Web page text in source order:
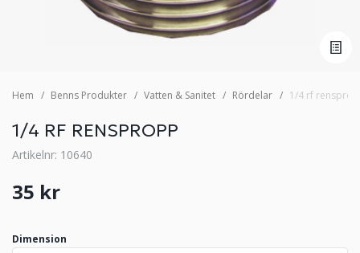
Hem Benns Produkter Vatten & Sanitet Rördelar 1/4 rf
1/4 RF RENSPROPP
Artikelnr: 10640
35 kr
Dimension